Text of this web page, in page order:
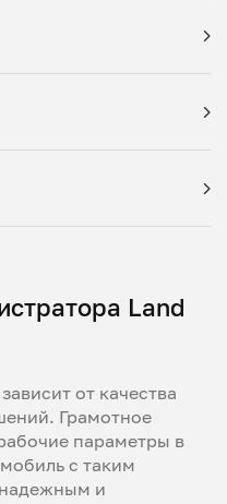
Land
от качества
Грамотное
параметры в
с таким
и